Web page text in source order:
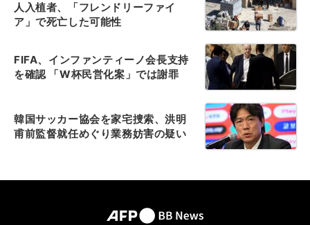
人入植者、「フレンドリーファイ
ア」で死亡した可能性
FIFA、インファンティーノ会長支持
を確認 「W杯民営化案」では謝罪
韓国サッカー協会を家宅捜索、洪明
甫前監督就任めぐり業務妨害の疑い